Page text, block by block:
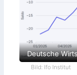
Deutsche
Bild: Ifo Institut